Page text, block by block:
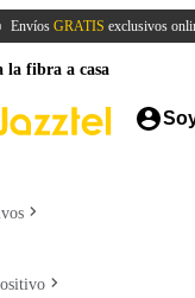
Envíos GRATIS exclusivos
la fibra a casa